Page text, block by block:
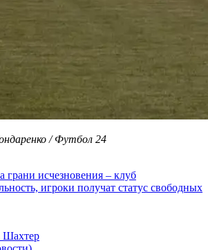
/ Футбол 24
грани исчезновения – клуб
игроки получат статус свободных
Шахтер